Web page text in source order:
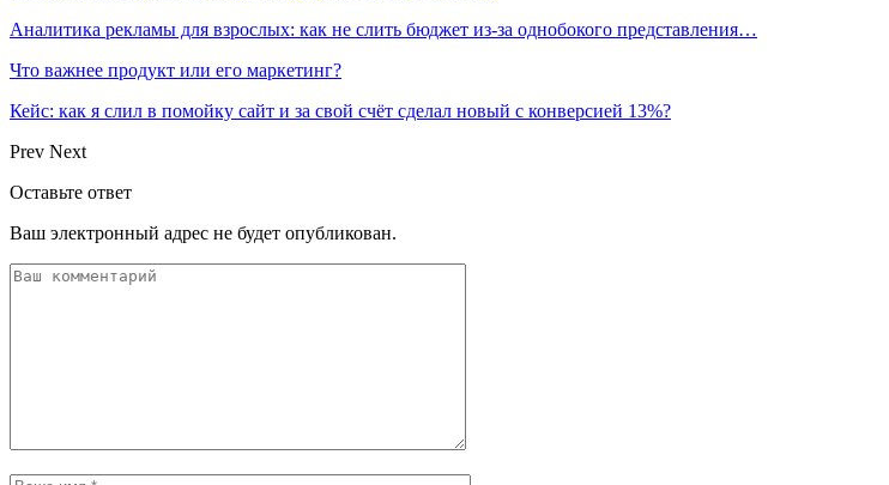
Аналитика рекламы для взрослых: как не слить бюджет из-за однобокого представления…
Что важнее продукт или его маркетинг?
Кейс: как я слил в помойку сайт и за свой счёт сделал новый с конверсией 13%?
Prev Next
Оставьте ответ
Ваш электронный адрес не будет опубликован.